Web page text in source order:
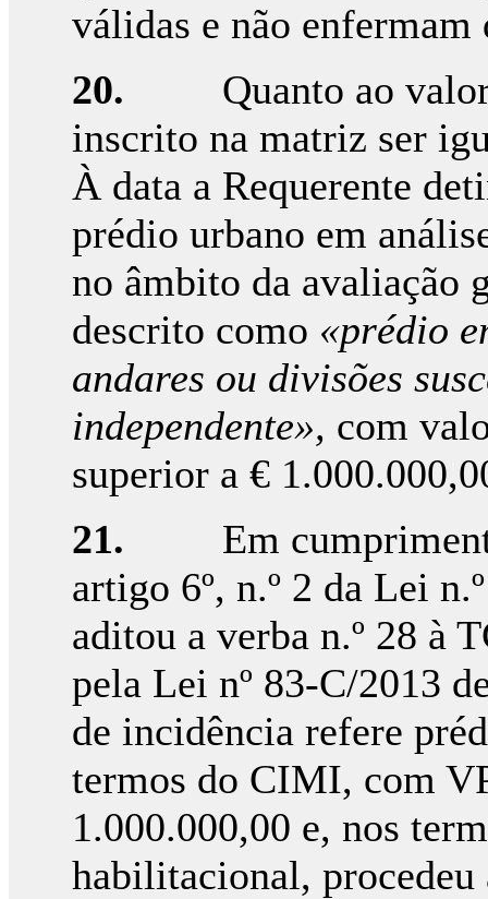
válidas e não
20. Quanto ao
inscrito na matriz ser
À data a Requerente
prédio urbano em
no âmbito da avaliação
descrito como «prédio
andares ou divisões
independente», com
superior a €
21. Em
artigo 6º, n.º 2 da Lei
aditou a verba n.º 28 à
pela Lei nº 83-C/2013
de incidência refere
termos do CIMI, com
1.000.000,00 e, nos
habilitacional,